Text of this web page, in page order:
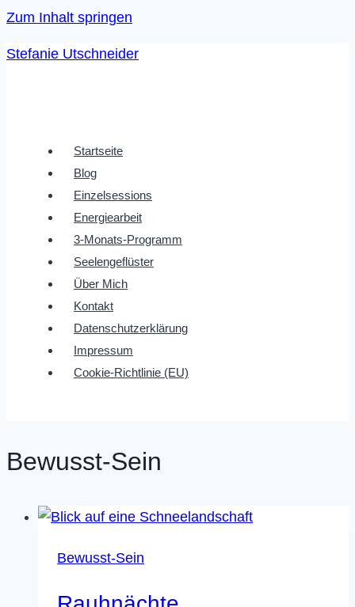
Zum Inhalt springen
Stefanie Utschneider
Startseite
Blog
Einzelsessions
Energiearbeit
3-Monats-Programm
Seelengeflüster
Über Mich
Kontakt
Datenschutzerklärung
Impressum
Cookie-Richtlinie (EU)
Bewusst-Sein
Bewusst-Sein